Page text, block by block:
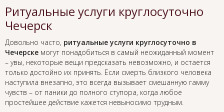
Ритуальные услуги круглосуточно
Чечерск
Довольно часто, ритуальные услуги круглосуточно в
Чечерске могут понадобиться в самый неожиданный момент
– увы, некоторые вещи предсказать невозможно, и остается
только достойно их принять. Если смерть близкого человека
наступила внезапно, это всегда вызывает смешанную гамму
чувств – от паники до полного ступора, когда любое
простейшее действие кажется невыносимо трудным.